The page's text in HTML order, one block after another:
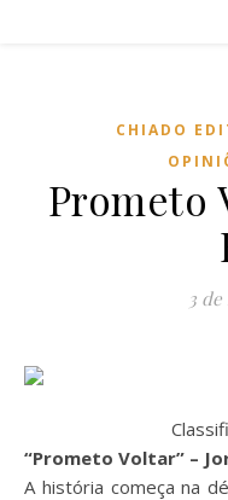
CHIADO
Prometo
3
“Prometo Voltar” –
A história começa na